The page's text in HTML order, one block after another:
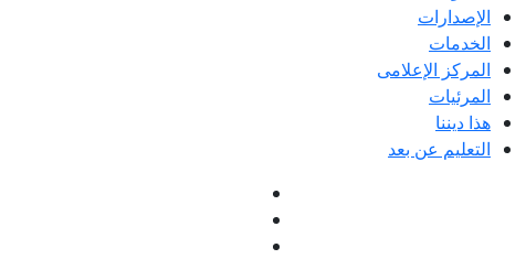
الإصدارات
الخدمات
المركز الإعلامى
المرئيات
هذا ديننا
التعليم عن بعد